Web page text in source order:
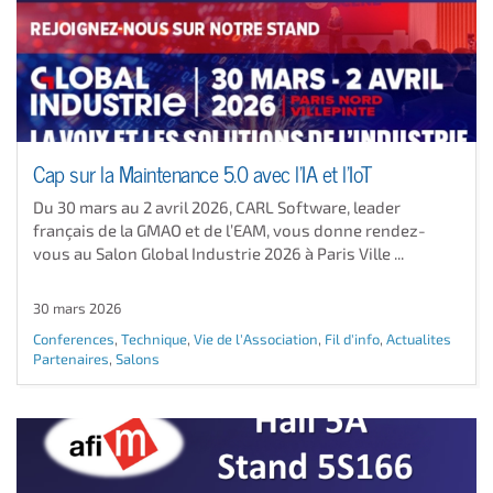
Cap sur la Maintenance 5.0 avec l’IA et l’IoT
Du 30 mars au 2 avril 2026, CARL Software, leader
français de la GMAO et de l’EAM, vous donne rendez-
vous au Salon Global Industrie 2026 à Paris Ville ...
30 mars 2026
Conferences, Technique, Vie de l'Association, Fil d'info, Actualites
Partenaires, Salons